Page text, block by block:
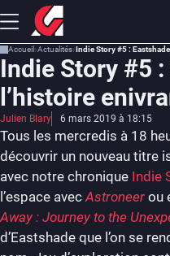
Accueil Actualités Indie Story #5 :
Indie Story #5
l’histoire
Julien Blary 6 mars 2019 à 18:15
Tous les mercredis à 18
découvrir un nouveau titre
avec notre chronique Indie
l’espace avecAstroneer ou
Away : Journey to the
d’Eastshade que l’on se